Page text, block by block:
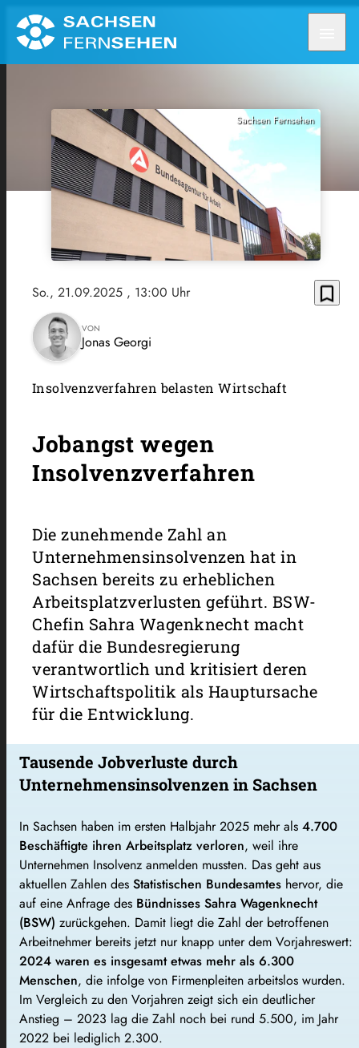
Sachsen Fernsehen
So., 21.09.2025 , 13:00 Uhr bookmark_border
VON
Jonas Georgi
Insolvenzverfahren belasten Wirtschaft
Jobangst wegen
Insolvenzverfahren
Die zunehmende Zahl an
Unternehmensinsolvenzen hat in
Sachsen bereits zu erheblichen
Arbeitsplatzverlusten geführt. BSW-
Chefin Sahra Wagenknecht macht
dafür die Bundesregierung
verantwortlich und kritisiert deren
Wirtschaftspolitik als Hauptursache
für die Entwicklung.
Tausende Jobverluste durch
Unternehmensinsolvenzen in Sachsen
In Sachsen haben im ersten Halbjahr 2025 mehr als 4.700
Beschäftigte ihren Arbeitsplatz verloren, weil ihre
Unternehmen Insolvenz anmelden mussten. Das geht aus
aktuellen Zahlen des Statistischen Bundesamtes hervor, die
auf eine Anfrage des Bündnisses Sahra Wagenknecht
(BSW) zurückgehen. Damit liegt die Zahl der betroffenen
Arbeitnehmer bereits jetzt nur knapp unter dem Vorjahreswert:
2024 waren es insgesamt etwas mehr als 6.300
Menschen, die infolge von Firmenpleiten arbeitslos wurden.
Im Vergleich zu den Vorjahren zeigt sich ein deutlicher
Anstieg – 2023 lag die Zahl noch bei rund 5.500, im Jahr
2022 bei lediglich 2.300.